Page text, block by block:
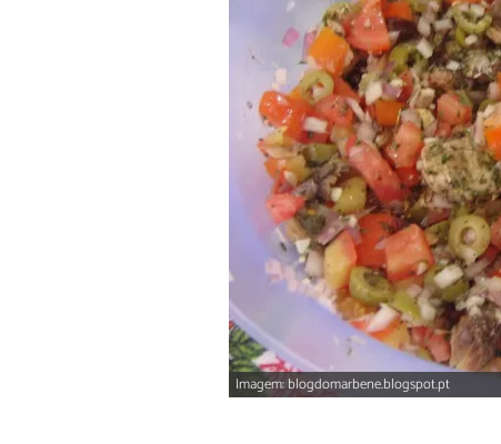
Imagem: blogdomarbene.blogspot.pt